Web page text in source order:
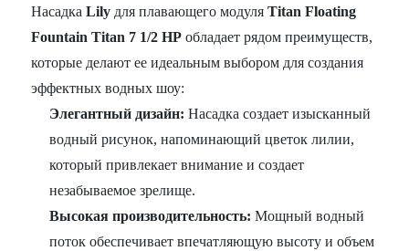
НасадкаLily для плавающего модуляTitan Floating
Fountain Titan 7 1/2 HP обладает рядом преимуществ,
которые делают ее идеальным выбором для создания
эффектных водных шоу:
Элегантный дизайн: Насадка создает изысканный
водный рисунок, напоминающий цветок лилии,
который привлекает внимание и создает
незабываемое зрелище.
Высокая производительность: Мощный водный
поток обеспечивает впечатляющую высоту и объем